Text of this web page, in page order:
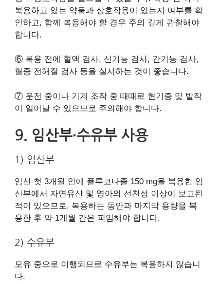
복용하고 있는 약물과 상호작용이 있는지 여부를 확
인하고, 함께 복용해야 할 경우 주의 깊게 관찰해야
합니다.
⑥ 복용 전에 혈액 검사, 신기능 검사, 간기능 검사,
혈중 전해질 검사 등을 실시하는 것이 좋습니다.
⑦ 운전 중이나 기계 조작 중 때때로 현기증 및 발작
이 일어날 수 있으므로 주의해야 합니다.
9. 임산부∙수유부 사용
1) 임산부
임신 첫 3개월 안에 플루코나졸 150 mg을 복용한 임
산부에서 자연유산 및 영아의 선천성 이상이 보고된
적이 있으므로, 복용하는 동안과 마지막 용량을 복
용한 후 약 1개월 간은 피임해야 합니다.
2) 수유부
모유 중으로 이행되므로 수유부는 복용하지 않습니
다.